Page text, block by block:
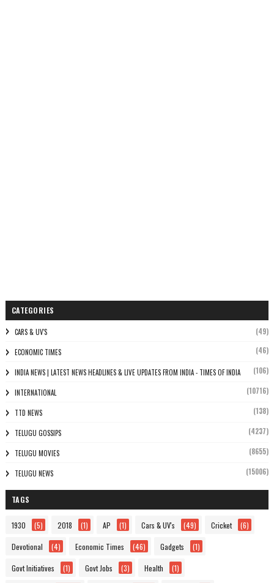
CATEGORIES
CARS & UV'S (49)
ECONOMIC TIMES (46)
INDIA NEWS | LATEST NEWS HEADLINES & LIVE UPDATES FROM INDIA - TIMES OF INDIA (106)
INTERNATIONAL (10716)
TTD NEWS (138)
TELUGU GOSSIPS (4237)
TELUGU MOVIES (8655)
TELUGU NEWS (15006)
TAGS
1930 (5) 2018 (1) AP (1) Cars & UV's (49) Cricket (6)
Devotional (4) Economic Times (46) Gadgets (1)
Govt Initiatives (1) Govt Jobs (3) Health (1)